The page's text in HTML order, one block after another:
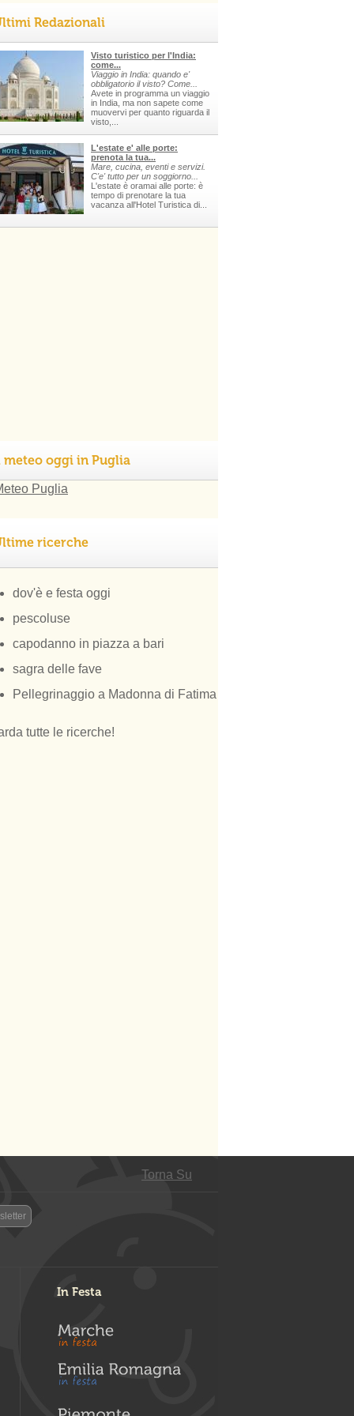
Redazionali
Visto turistico per l'India:
come...
Viaggio in India: quando e'
obbligatorio il visto? Come...
Avete in programma un viaggio
in India, ma non sapete come
muovervi per quanto riguarda il
visto,...
L'estate e' alle porte:
prenota la tua...
Mare, cucina, eventi e servizi.
C'e' tutto per un soggiorno...
L'estate è oramai alle porte: è
tempo di prenotare la tua
vacanza all'Hotel Turistica di...
meteo oggi in Puglia
ricerche
dov'è e festa oggi
pescoluse
capodanno in piazza a bari
sagra delle fave
Pellegrinaggio a Madonna di Fatima
tutte le ricerche!
Torna Su
In Festa